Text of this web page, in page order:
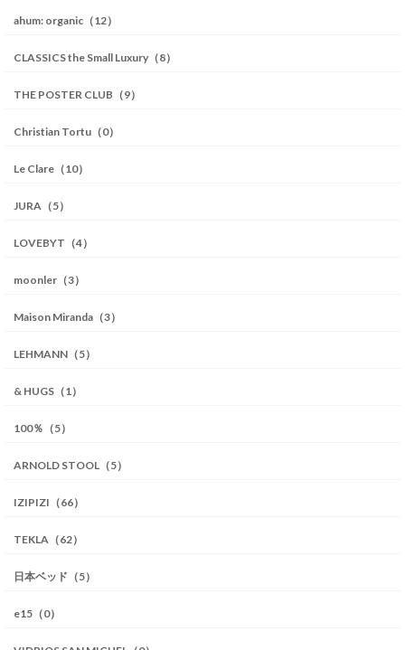
ahum: organic（12）
CLASSICS the Small Luxury（8）
THE POSTER CLUB（9）
Christian Tortu（0）
Le Clare（10）
JURA（5）
LOVEBYT（4）
moonler（3）
Maison Miranda（3）
LEHMANN（5）
& HUGS（1）
100％（5）
ARNOLD STOOL（5）
IZIPIZI（66）
TEKLA（62）
日本ベッド（5）
e15（0）